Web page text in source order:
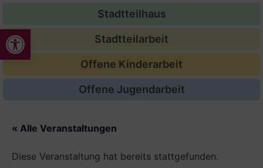
Werkzeugleiste öffnen
Stadtteilhaus
Stadtteilarbeit
Offene Kinderarbeit
Offene Jugendarbeit
« Alle Veranstaltungen
Diese Veranstaltung hat bereits stattgefunden.